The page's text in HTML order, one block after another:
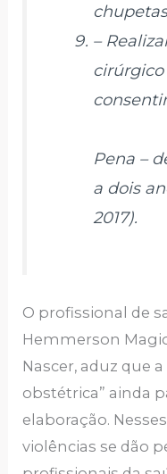
–
Pena –
a dois
2017).
O profissional de
Hemmerson
Nascer, aduz que
obstétrica” ainda
elaboração.
violências se dão